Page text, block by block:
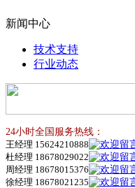
新闻中心
技术支持
行业动态
24小时全国服务热线：
王经理 15624210888
杜经理 18678029022
周经理 18678015376
徐经理 18678021235